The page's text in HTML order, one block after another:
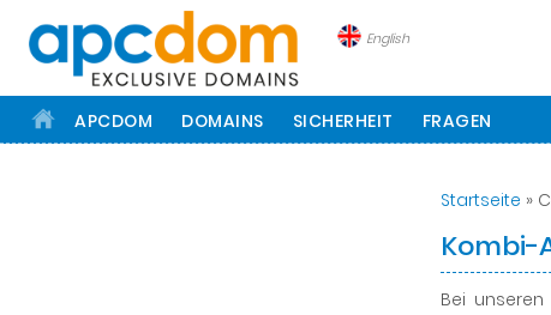
English
APCDOM DOMAINS SICHERHEIT FRAGEN
Startseite »
Kombi-
Bei